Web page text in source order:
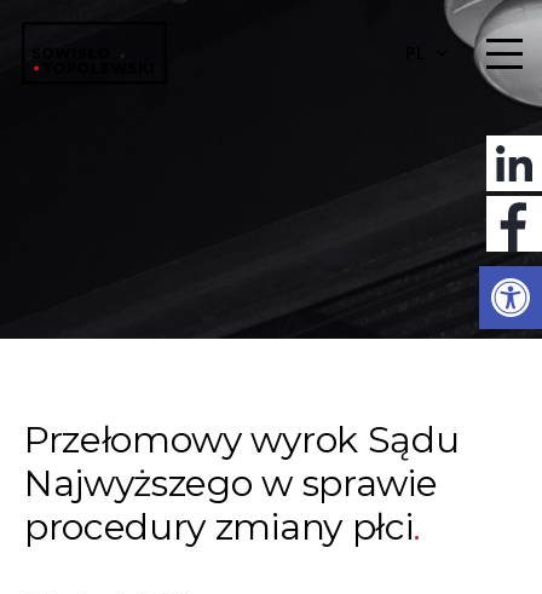
Przełomowy wyrok Sądu
Najwyższego w sprawie
procedury zmiany płci